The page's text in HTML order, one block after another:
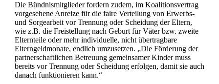
Die Bündnismitglieder fordern zudem, im Koalitionsvertrag
vorgesehene Anreize für die faire Verteilung von Erwerbs-
und Sorgearbeit vor Trennung oder Scheidung der Eltern,
wie z.B. die Freistellung nach Geburt für Väter bzw. zweite
Elternteile oder mehr individuelle, nicht übertragbare
Elterngeldmonate, endlich umzusetzen. „Die Förderung der
partnerschaftlichen Betreuung gemeinsamer Kinder muss
bereits vor Trennung oder Scheidung erfolgen, damit sie auch
danach funktionieren kann.“